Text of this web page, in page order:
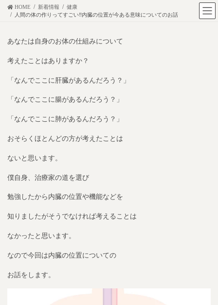
HOME 新着情報
健康
人間の体の作りってすごい‼︎内臓の位置が今ある意味についてのお話
あなたは自身のお体の仕組みについて
考えたことはありますか？
「なんでここに肝臓があるんだろう？」
「なんでここに腸があるんだろう？」
「なんでここに肺があるんだろう？」
おそらくほとんどの方が考えたことは
ないと思います。
僕自身、治療家の道を選び
勉強したから内臓の位置や機能などを
知りましたがそうでなければ考えることは
なかったと思います。
なので今回は内臓の位置についての
お話をします。